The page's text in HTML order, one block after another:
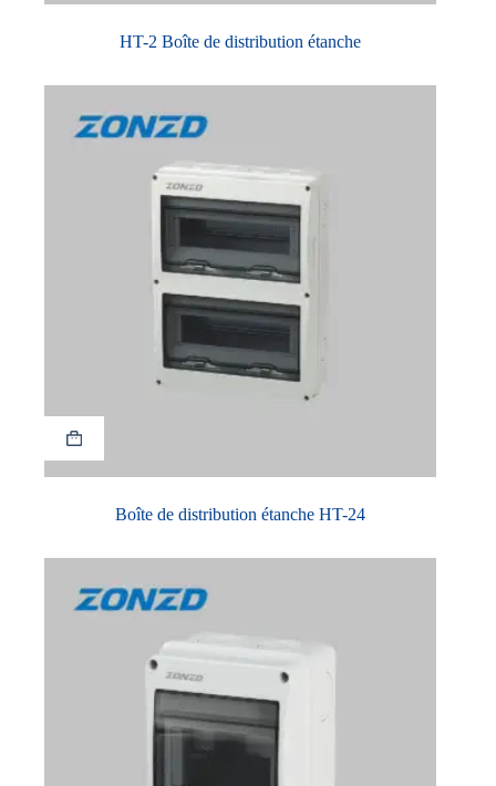
HT-2 Boîte de distribution étanche
Boîte de distribution étanche HT-24